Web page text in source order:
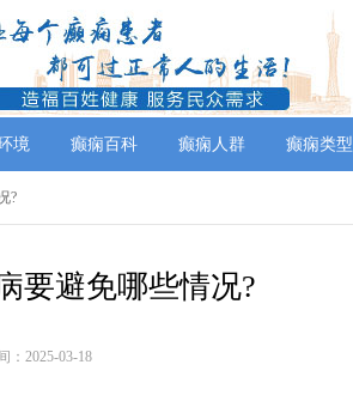
境 癫痫百科 癫痫人群 癫痫类型
?
要避免哪些情况?
：2025-03-18